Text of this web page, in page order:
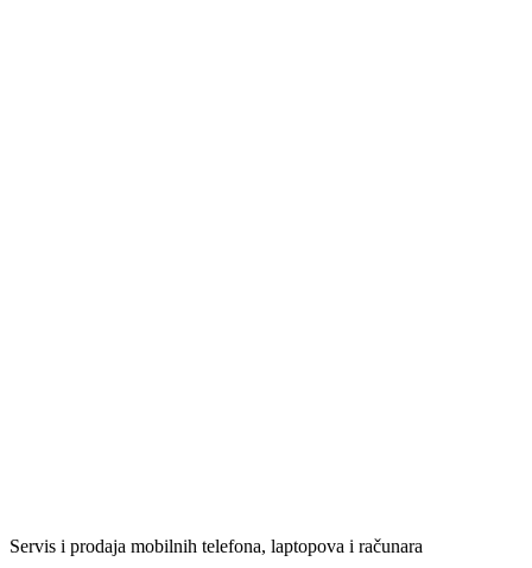
Servis i prodaja mobilnih telefona, laptopova i računara